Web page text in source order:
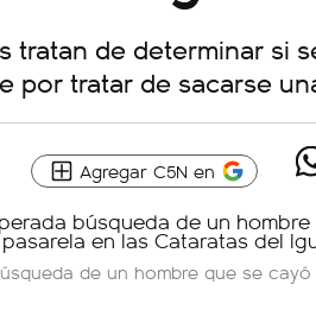
tratan de determinar si
por tratar de sacarse
Agregar C5N en
de un hombre que se